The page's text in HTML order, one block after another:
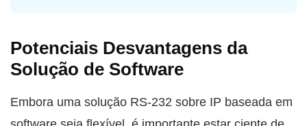
Potenciais Desvantagens da
Solução de Software
Embora uma solução RS-232 sobre IP baseada em